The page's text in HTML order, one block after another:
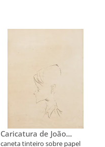
Caricatura de João
Candido Portinari
caneta tinteiro sobre papel